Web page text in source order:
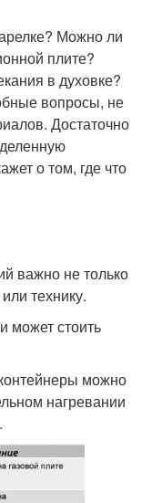
Можно ли
плите?
в духовке?
вопросы, не
Достаточно
о том, где что
важно не только
технику.
может стоить
можно
нагревании